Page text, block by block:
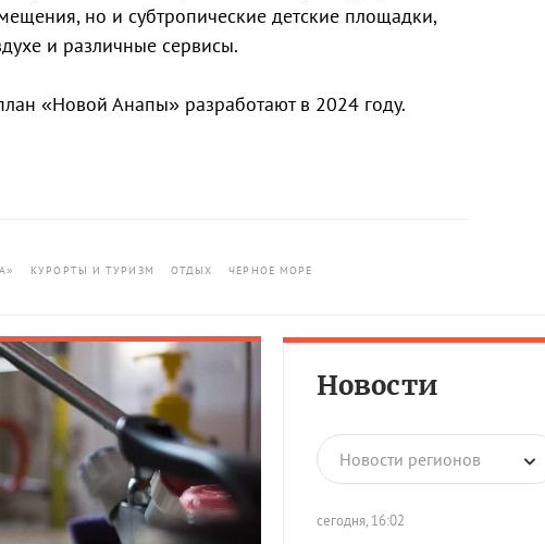
но и субтропические детские площадки,
и различные сервисы.
«Новой Анапы» разработают в 2024 году.
КУРОРТЫ И ТУРИЗМ ОТДЫХ ЧЕРНОЕ МОРЕ
Новости
Новости регионов
сегодня, 16:02